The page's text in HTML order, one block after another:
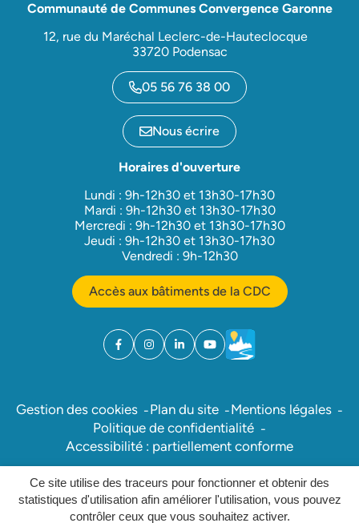
Ce site utilise des traceurs pour fonctionner et obtenir des
statistiques d'utilisation afin améliorer l'utilisation, vous pouvez
contrôler ceux que vous souhaitez activer.
Communauté de Communes Convergence Garonne
12, rue du Maréchal Leclerc-de-Hauteclocque
33720 Podensac
05 56 76 38 00
Nous écrire
Horaires d'ouverture
Lundi : 9h-12h30 et 13h30-17h30
Mardi : 9h-12h30 et 13h30-17h30
Mercredi : 9h-12h30 et 13h30-17h30
Jeudi : 9h-12h30 et 13h30-17h30
Vendredi : 9h-12h30
Accès aux bâtiments de la CDC
Facebook
(ouverture dans un nouvel onglet)
Instagram
(ouverture dans un nouvel onglet)
Linkedin
(ouverture dans un nouvel onglet)
YouTube
(ouverture dans un nouvel
Météo
(ouverture dans un
Gestion des cookies Plan du site
Mentions légales
Politique de confidentialité
Accessibilité : partiellement conforme
Site réalisé parInovagora (ouverture dans un